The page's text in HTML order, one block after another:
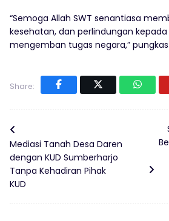
“Semoga Allah SWT senantiasa
kesehatan, dan perlindungan
mengemban tugas negara,” pungkas
Share:
Mediasi Tanah Desa Daren
dengan KUD Sumberharjo
Tanpa Kehadiran Pihak
KUD